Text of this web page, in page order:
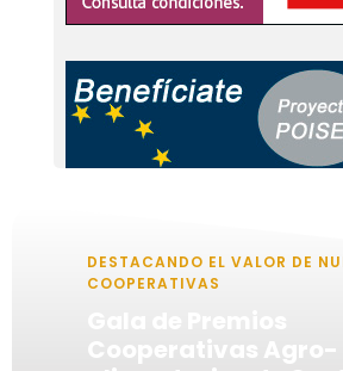
DESTACANDO EL VALOR DE
COOPERATIVAS
Cooperativas Agro-